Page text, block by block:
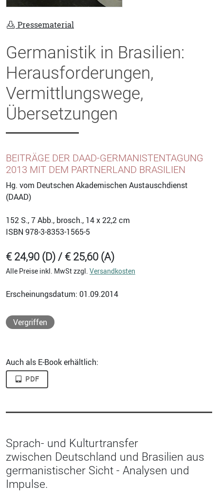
Pressematerial
Germanistik in Brasilien:
Herausforderungen,
Vermittlungswege,
Übersetzungen
BEITRÄGE DER DAAD-GERMANISTENTAGUNG
2013 MIT DEM PARTNERLAND BRASILIEN
Hg. vom Deutschen Akademischen Austauschdienst
(DAAD)
152 S., 7 Abb., brosch., 14 x 22,2 cm
ISBN 978-3-8353-1565-5
€ 24,90 (D) / € 25,60 (A)
Alle Preise inkl. MwSt zzgl. Versandkosten
Erscheinungsdatum: 01.09.2014
Vergriffen
Auch als E-Book erhältlich:
PDF
Sprach- und Kulturtransfer
zwischen Deutschland und Brasilien aus
germanistischer Sicht - Analysen und
Impulse.